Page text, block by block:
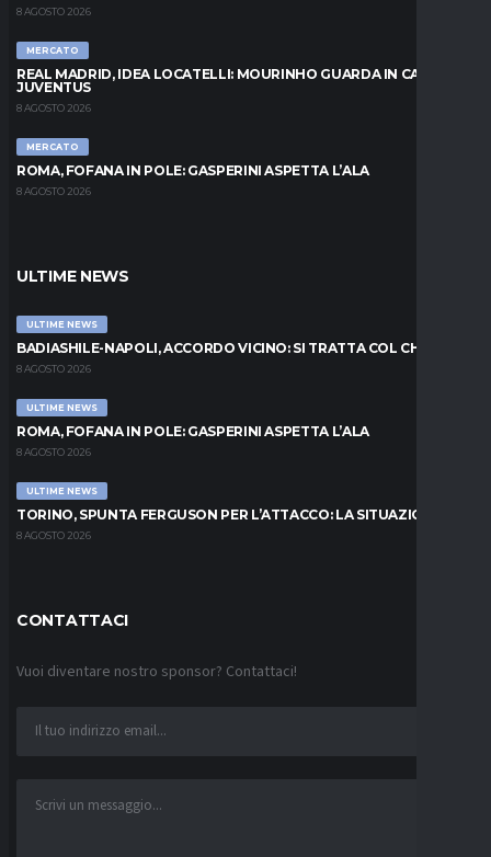
8 AGOSTO 2026
MERCATO
REAL MADRID, IDEA LOCATELLI: MOURINHO GUARDA IN CASA
JUVENTUS
8 AGOSTO 2026
MERCATO
ROMA, FOFANA IN POLE: GASPERINI ASPETTA L’ALA
8 AGOSTO 2026
ULTIME NEWS
ULTIME NEWS
BADIASHILE-NAPOLI, ACCORDO VICINO: SI TRATTA COL CHELSEA
8 AGOSTO 2026
ULTIME NEWS
ROMA, FOFANA IN POLE: GASPERINI ASPETTA L’ALA
8 AGOSTO 2026
ULTIME NEWS
TORINO, SPUNTA FERGUSON PER L’ATTACCO: LA SITUAZIONE
8 AGOSTO 2026
CONTATTACI
Vuoi diventare nostro sponsor? Contattaci!